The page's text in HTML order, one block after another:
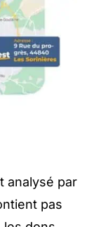
analysé par
pas